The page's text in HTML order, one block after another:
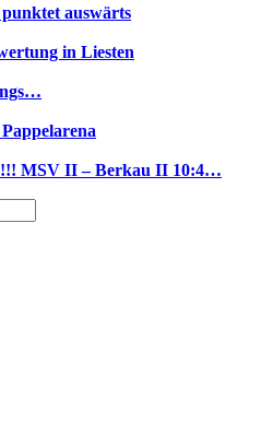
auswärts
in Liesten
MSV II – Berkau II 10:4…